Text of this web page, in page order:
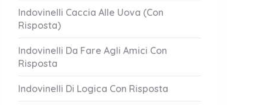
Indovinelli Caccia Alle Uova (Con
Risposta)
Indovinelli Da Fare Agli Amici Con
Risposta
Indovinelli Di Logica Con Risposta